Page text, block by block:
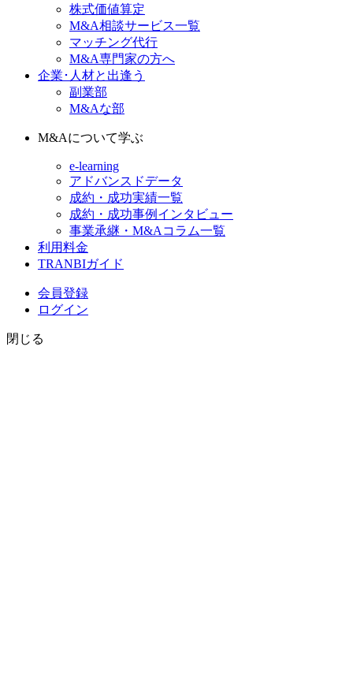
株式価値算定
M&A相談サービス一覧
マッチング代行
M&A専門家の方へ
企業･人材と出逢う
副業部
M&Aな部
M&Aについて学ぶ
e-learning
アドバンスドデータ
成約・成功実績一覧
成約・成功事例インタビュー
事業承継・M&Aコラム一覧
利用料金
TRANBIガイド
会員登録
ログイン
閉じる